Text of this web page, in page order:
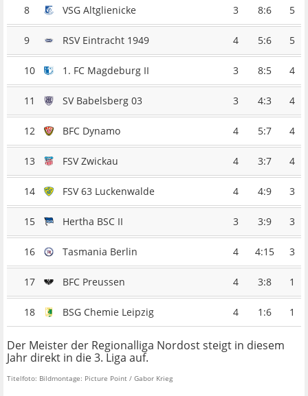
8 VSG Altglienicke 3 8:6 5
9 RSV Eintracht 1949 4 5:6 5
10 1. FC Magdeburg II 3 8:5 4
11 SV Babelsberg 03 3 4:3 4
12 BFC Dynamo 4 5:7 4
13 FSV Zwickau 4 3:7 4
14 FSV 63 Luckenwalde 4 4:9 3
15 Hertha BSC II 3 3:9 3
16 Tasmania Berlin 4 4:15 3
17 BFC Preussen 4 3:8 1
18 BSG Chemie Leipzig 4 1:6 1
Der Meister der Regionalliga Nordost steigt in diesem
Jahr direkt in die 3. Liga auf.
Titelfoto: Bildmontage: Picture Point / Gabor Krieg